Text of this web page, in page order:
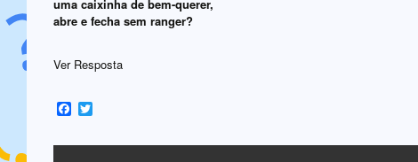
uma caixinha de bem-querer,
abre e fecha sem ranger?
Ver Resposta
Facebook